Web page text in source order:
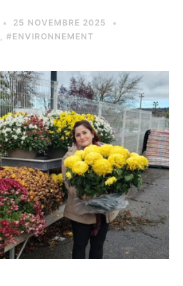
25 NOVEMBRE 2025
, #ENVIRONNEMENT